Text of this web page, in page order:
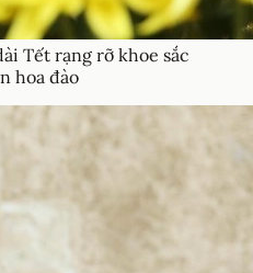
Tết rạng rỡ khoe sắc
hoa đào